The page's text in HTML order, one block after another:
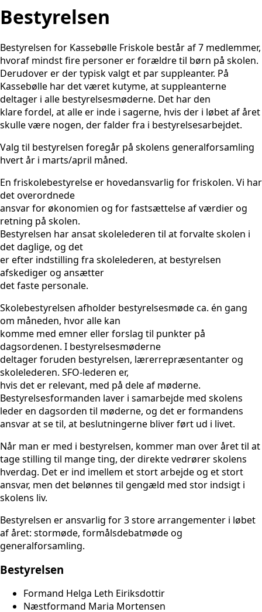
Bestyrelsen
Bestyrelsen for Kassebølle Friskole består af 7 medlemmer,
hvoraf mindst fire personer er forældre til børn på skolen.
Derudover er der typisk valgt et par suppleanter. På
Kassebølle har det været kutyme, at suppleanterne
deltager i alle bestyrelsesmøderne. Det har den
klare fordel, at alle er inde i sagerne, hvis der i løbet af året
skulle være nogen, der falder fra i bestyrelsesarbejdet.
Valg til bestyrelsen foregår på skolens generalforsamling
hvert år i marts/april måned.
En friskolebestyrelse er hovedansvarlig for friskolen. Vi har
det overordnede
ansvar for økonomien og for fastsættelse af værdier og
retning på skolen.
Bestyrelsen har ansat skolelederen til at forvalte skolen i
det daglige, og det
er efter indstilling fra skolelederen, at bestyrelsen
afskediger og ansætter
det faste personale.
Skolebestyrelsen afholder bestyrelsesmøde ca. én gang
om måneden, hvor alle kan
komme med emner eller forslag til punkter på
dagsordenen. I bestyrelsesmøderne
deltager foruden bestyrelsen, lærerrepræsentanter og
skolelederen. SFO-lederen er,
hvis det er relevant, med på dele af møderne.
Bestyrelsesformanden laver i samarbejde med skolens
leder en dagsorden til møderne, og det er formandens
ansvar at se til, at beslutningerne bliver ført ud i livet.
Når man er med i bestyrelsen, kommer man over året til at
tage stilling til mange ting, der direkte vedrører skolens
hverdag. Det er ind imellem et stort arbejde og et stort
ansvar, men det belønnes til gengæld med stor indsigt i
skolens liv.
Bestyrelsen er ansvarlig for 3 store arrangementer i løbet
af året: stormøde, formålsdebatmøde og
generalforsamling.
Bestyrelsen
Formand Helga Leth Eiriksdottir
Næstformand Maria Mortensen